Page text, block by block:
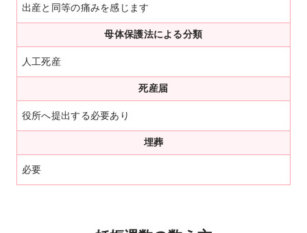
出産と同等の痛みを感じます
母体保護法による分類
人工死産
死産届
役所へ提出する必要あり
埋葬
必要